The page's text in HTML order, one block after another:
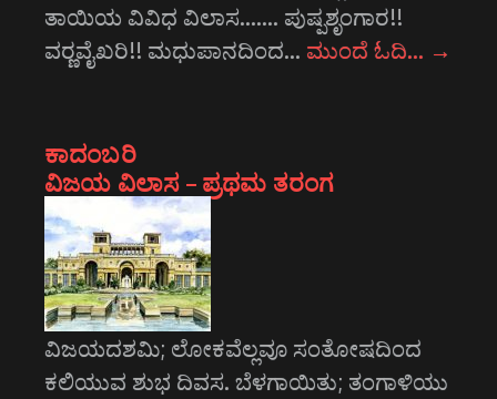
ತಾಯಿಯ ವಿವಿಧ ವಿಲಾಸ....... ಪುಷ್ಪಶೃಂಗಾರ!!
ವರ್‍ಣವೈಖರಿ!! ಮಧುಪಾನದಿಂದ… ಮುಂದೆ ಓದಿ… →
ಕಾದಂಬರಿ
ವಿಜಯ ವಿಲಾಸ – ಪ್ರಥಮ ತರಂಗ
ವಿಜಯದಶಮಿ; ಲೋಕವೆಲ್ಲವೂ ಸಂತೋಷದಿಂದ
ಕಲಿಯುವ ಶುಭ ದಿವಸ. ಬೆಳಗಾಯಿತು; ತಂಗಾಳಿಯು